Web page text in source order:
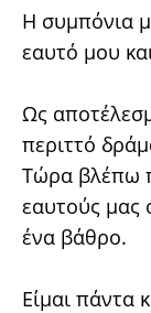
Η συμπόνια
εαυτό μου
Ως
περιττό
Τώρα βλέπω
εαυτούς μας
ένα βάθρο.
Είμαι πάντα